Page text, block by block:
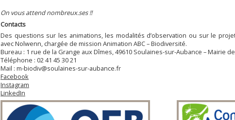
On vous attend nombreux.ses !!
Contacts
Des questions sur les animations, les modalités d’observation ou sur le
avec Nolwenn, chargée de mission Animation ABC – Biodiversité.
Bureau : 1 rue de la Grange aux Dîmes, 49610 Soulaines-sur-Aubance – Mairie
Téléphone : 02 41 45 30 21
Mail : m-biodiv@soulaines-sur-aubance.fr
Facebook
Instagram
LinkedIn